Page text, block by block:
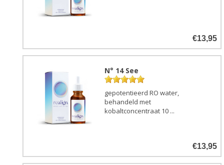
€13,95
N° 14 See
gepotentieerd RO water,
behandeld met
kobaltconcentraat 10 ...
€13,95